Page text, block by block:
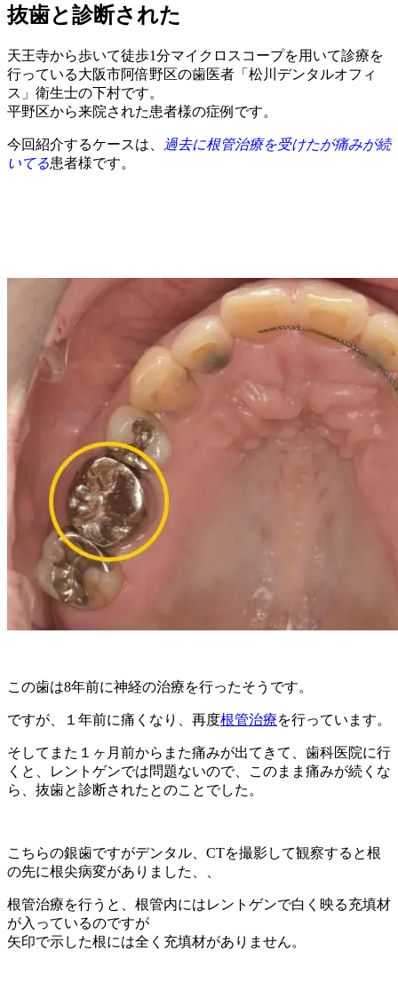
抜歯と診断された
天王寺から歩いて徒歩1分マイクロスコープを用いて診療を
行っている大阪市阿倍野区の歯医者「松川デンタルオフィ
ス」衛生士の下村です。
平野区から来院された患者様の症例です。
今回紹介するケースは、
過去に根管治療を受けたが痛みが続
いてる患者様です。
この歯は8年前に神経の治療を行ったそうです。
ですが、１年前に痛くなり、再度根管治療を行っています。
そしてまた１ヶ月前からまた痛みが出てきて、歯科医院に行
くと、レントゲンでは問題ないので、このまま痛みが続くな
ら、抜歯と診断されたとのことでした。
こちらの銀歯ですがデンタル、CTを撮影して観察すると根
の先に根尖病変がありました、、
根管治療を行うと、根管内にはレントゲンで白く映る充填材
が入っているのですが
矢印で示した根には全く充填材がありません。